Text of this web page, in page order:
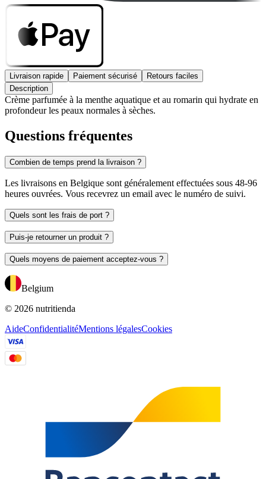
Livraison rapide Paiement sécurisé
Retours faciles
Description
Crème parfumée à la menthe aquatique et au romarin qui hydrate en
profondeur les peaux normales à sèches.
Questions fréquentes
Combien de temps prend la livraison ?
Les livraisons en Belgique sont généralement effectuées sous 48-96
heures ouvrées. Vous recevrez un email avec le numéro de suivi.
Quels sont les frais de port ?
Puis-je retourner un produit ?
Quels moyens de paiement acceptez-vous ?
Belgium
© 2026 nutritienda
AideConfidentialitéMentions légalesCookies